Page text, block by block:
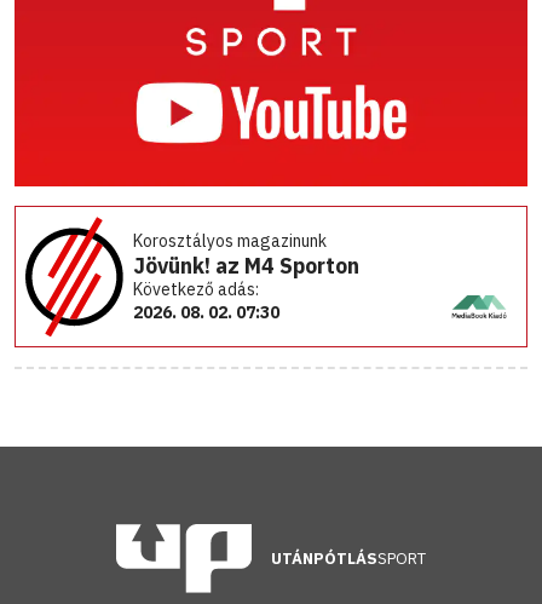
Korosztályos magazinunk
Jövünk! az M4 Sporton
Következő adás:
2026. 08. 02. 07:30
UTÁNPÓTLÁSSPORT